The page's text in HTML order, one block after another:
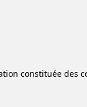
constituée des